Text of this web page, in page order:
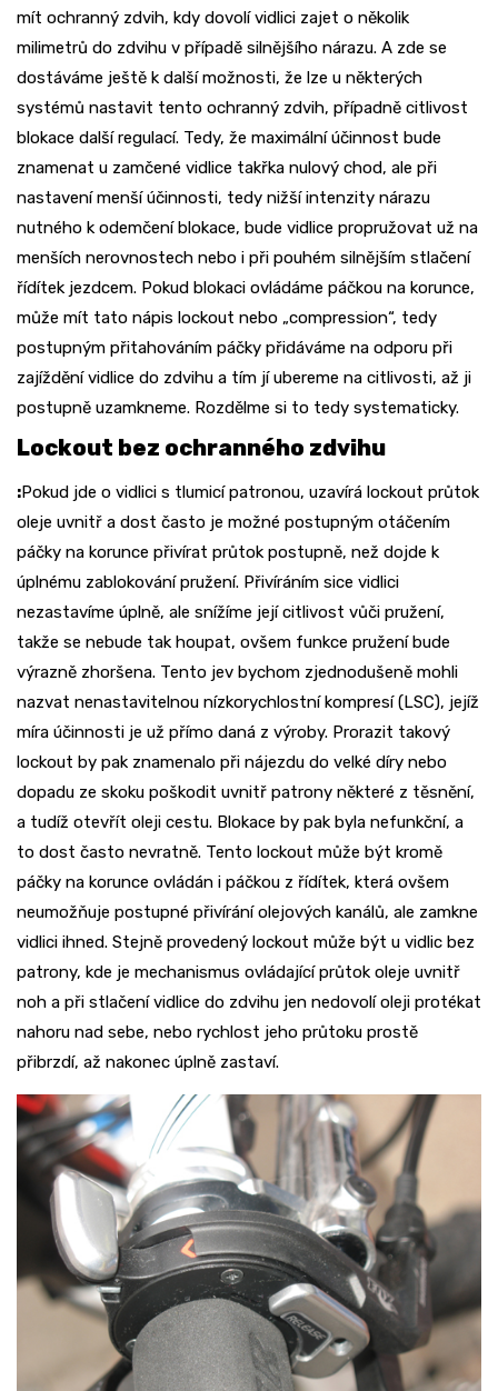
mít ochranný zdvih, kdy dovolí vidlici zajet o několik
milimetrů do zdvihu v případě silnějšího nárazu. A zde se
dostáváme ještě k další možnosti, že lze u některých
systémů nastavit tento ochranný zdvih, případně citlivost
blokace další regulací. Tedy, že maximální účinnost bude
znamenat u zamčené vidlice takřka nulový chod, ale při
nastavení menší účinnosti, tedy nižší intenzity nárazu
nutného k odemčení blokace, bude vidlice propružovat už na
menších nerovnostech nebo i při pouhém silnějším stlačení
řídítek jezdcem. Pokud blokaci ovládáme páčkou na korunce,
může mít tato nápis lockout nebo „compression“, tedy
postupným přitahováním páčky přidáváme na odporu při
zajíždění vidlice do zdvihu a tím jí ubereme na citlivosti, až ji
postupně uzamkneme. Rozdělme si to tedy systematicky.
Lockout bez ochranného zdvihu
:Pokud jde o vidlici s tlumicí patronou, uzavírá lockout průtok
oleje uvnitř a dost často je možné postupným otáčením
páčky na korunce přivírat průtok postupně, než dojde k
úplnému zablokování pružení. Přivíráním sice vidlici
nezastavíme úplně, ale snížíme její citlivost vůči pružení,
takže se nebude tak houpat, ovšem funkce pružení bude
výrazně zhoršena. Tento jev bychom zjednodušeně mohli
nazvat nenastavitelnou nízkorychlostní kompresí (LSC), jejíž
míra účinnosti je už přímo daná z výroby. Prorazit takový
lockout by pak znamenalo při nájezdu do velké díry nebo
dopadu ze skoku poškodit uvnitř patrony některé z těsnění,
a tudíž otevřít oleji cestu. Blokace by pak byla nefunkční, a
to dost často nevratně. Tento lockout může být kromě
páčky na korunce ovládán i páčkou z řídítek, která ovšem
neumožňuje postupné přivírání olejových kanálů, ale zamkne
vidlici ihned. Stejně provedený lockout může být u vidlic bez
patrony, kde je mechanismus ovládající průtok oleje uvnitř
noh a při stlačení vidlice do zdvihu jen nedovolí oleji protékat
nahoru nad sebe, nebo rychlost jeho průtoku prostě
přibrzdí, až nakonec úplně zastaví.